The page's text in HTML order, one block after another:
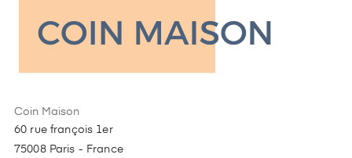
Coin Maison
60 rue françois 1er
75008 Paris - France